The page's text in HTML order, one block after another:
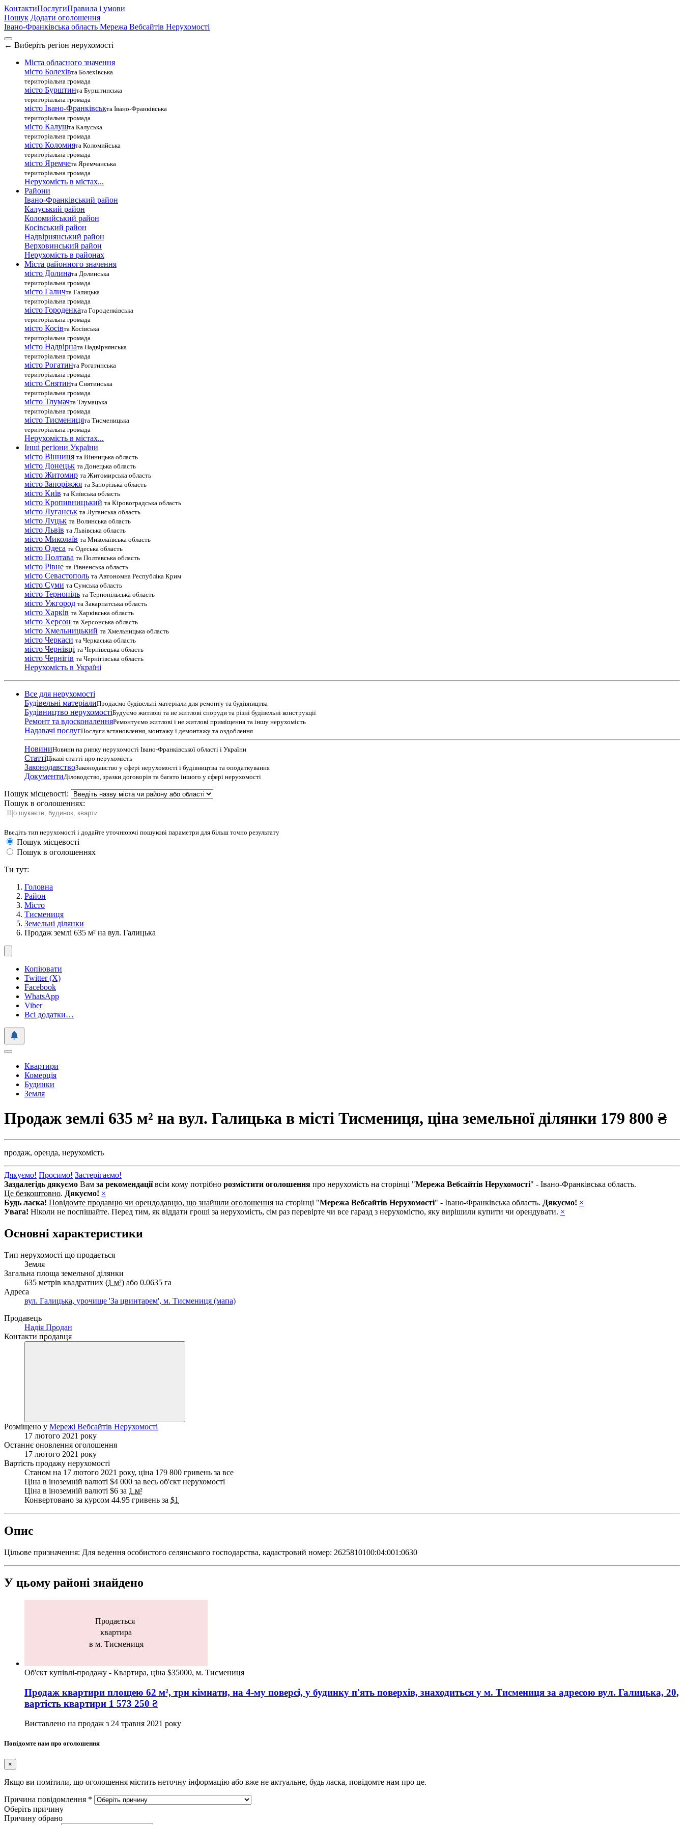
КонтактиПослугиПравила і умови
Пошук Додати оголошення
Івано-Франківська область Мережа Вебсайтів Нерухомості
← Виберіть регіон нерухомості
Міста обласного значення
місто Болехівта Болехівська
територіальна громада
місто Бурштинта Бурштинська
територіальна громада
місто Івано-Франківськта Івано-Франківська
територіальна громада
місто Калушта Калуська
територіальна громада
місто Коломията Коломийська
територіальна громада
місто Яремчета Яремчанська
територіальна громада
Нерухомість в містах...
Райони
Івано-Франківський район
Калуський район
Коломийський район
Косівський район
Надвірнянський район
Верховинський район
Нерухомість в районах
Міста районного значення
місто Долината Долинська
територіальна громада
місто Галичта Галицька
територіальна громада
місто Городенката Городенківська
територіальна громада
місто Косівта Косівська
територіальна громада
місто Надвірната Надвірнянська
територіальна громада
місто Рогатинта Рогатинська
територіальна громада
місто Снятинта Снятинська
територіальна громада
місто Тлумачта Тлумацька
територіальна громада
місто Тисменицята Тисменицька
територіальна громада
Нерухомість в містах...
Інші регіони України
місто Вінниця та Вінницька область
місто Донецьк та Донецька область
місто Житомир та Житомирська область
місто Запоріжжя та Запорізька область
місто Київ та Київська область
місто Кропивницький та Кіровоградська область
місто Луганськ та Луганська область
місто Луцьк та Волинська область
місто Львів та Львівська область
місто Миколаїв та Миколаївська область
місто Одеса та Одеська область
місто Полтава та Полтавська область
місто Рівне та Рівненська область
місто Севастополь та Автономна Республіка Крим
місто Суми та Сумська область
місто Тернопіль та Тернопільська область
місто Ужгород та Закарпатська область
місто Харків та Харківська область
місто Херсон та Херсонська область
місто Хмельницький та Хмельницька область
місто Черкаси та Черкаська область
місто Чернівці та Чернівецька область
місто Чернігів та Чернігівська область
Нерухомість в Україні
Все для нерухомості
Будівельні матеріалиПродаємо будівельні матеріали для ремонту та будівництва
Будівництво нерухомостіБудуємо житлові та не житлові споруди та різні будівельні конструкції
Ремонт та вдосконаленняРемонтуємо житлові і не житлові приміщення та іншу нерухомість
Надавачі послугПослуги встановлення, монтажу і демонтажу та оздоблення
НовиниНовини на ринку нерухомості Івано-Франківської області і України
СтаттіЦікаві статті про нерухомість
ЗаконодавствоЗаконодавство у сфері нерухомості і будівництва та оподаткування
ДокументиДіловодство, зразки договорів та багато іншого у сфері нерухомості
Пошук місцевості:
Пошук в оголошеннях:
Введіть тип нерухомості і додайте уточнюючі пошукові параметри для більш точно результату
Пошук місцевості
Пошук в оголошеннях
Ти тут:
Головна
Район
Місто
Тисмениця
Земельні ділянки
Продаж землі 635 м² на вул. Галицька
Копіювати
Twitter (X)
Facebook
WhatsApp
Viber
Всі додатки…
Квартири
Комерція
Будинки
Земля
Продаж землі 635 м² на вул. Галицька в місті Тисмениця, ціна земельної ділянки 179 800 ₴
продаж, оренда, нерухомість
Дякуємо! Просимо! Застерігаємо!
Заздалегідь дякуємо Вам за рекомендаціївсім кому потрібно розмістити оголошення про нерухомість на сторінці "Мережа Вебсайтів Нерухомості" - Івано-Франківська область.
Це безкоштовно. Дякуємо! ×
Будь ласка! Повідомте продавцю чи орендодавцю, що знайшли оголошення на сторінці "Мережа Вебсайтів Нерухомості" - Івано-Франківська область. Дякуємо! ×
Увага! Ніколи не поспішайте. Перед тим, як віддати гроші за нерухомість, сім раз перевірте чи все гаразд з нерухомістю, яку вирішили купити чи орендувати. ×
Основні характеристики
Тип нерухомості що продається
Земля
Загальна площа земельної ділянки
635 метрів квадратних (1 м²) або 0.0635 га
Адреса
вул. Галицька, урочище 'За цвинтарем', м. Тисмениця (мапа)
Продавець
Надія Продан
Контакти продавця
Розміщено у Мережі Вебсайтів Нерухомості
17 лютого 2021 року
Останнє оновлення оголошення
17 лютого 2021 року
Вартість продажу нерухомості
Станом на 17 лютого 2021 року, ціна 179 800 гривень за все
Ціна в іноземній валюті $4 000 за весь об'єкт нерухомості
Ціна в іноземній валюті $6 за 1 м²
Конвертовано за курсом 44.95 гривень за $1
Опис
Цільове призначення: Для ведення особистого селянського господарства, кадастровий номер: 2625810100:04:001:0630
У цьому районі знайдено
Продається
квартира
в м. Тисмениця
Об'єкт купівлі-продажу - Квартира, ціна $35000, м. Тисмениця
Продаж квартири площею 62 м², три кімнати, на 4-му поверсі, у будинку п'ять поверхів, знаходиться у м. Тисмениця за адресою вул. Галицька, 20,
вартість квартири 1 573 250 ₴
Виставлено на продаж з 24 травня 2021 року
Повідомте нам про оголошення
×
Якщо ви помітили, що оголошення містить неточну інформацію або вже не актуальне, будь ласка, повідомте нам про це.
Причина повідомлення *
Оберіть причину
Причину обрано